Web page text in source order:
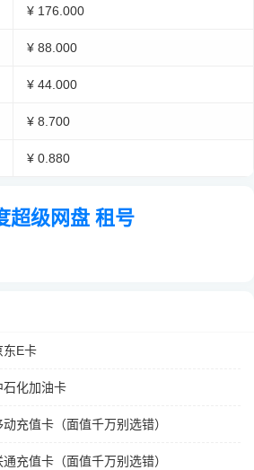
¥ 176.000
¥ 88.000
¥ 44.000
¥ 8.700
¥ 0.880
超级网盘 租号
东E卡
石化加油卡
充值卡（面值千万别选错）
充值卡（面值千万别选错）